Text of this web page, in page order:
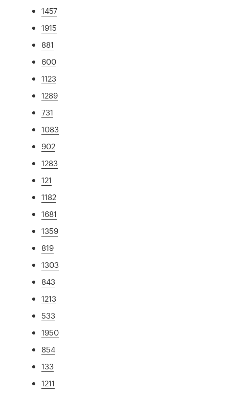
1457
1915
881
600
1123
1289
731
1083
902
1283
121
1182
1681
1359
819
1303
843
1213
533
1950
854
133
1211